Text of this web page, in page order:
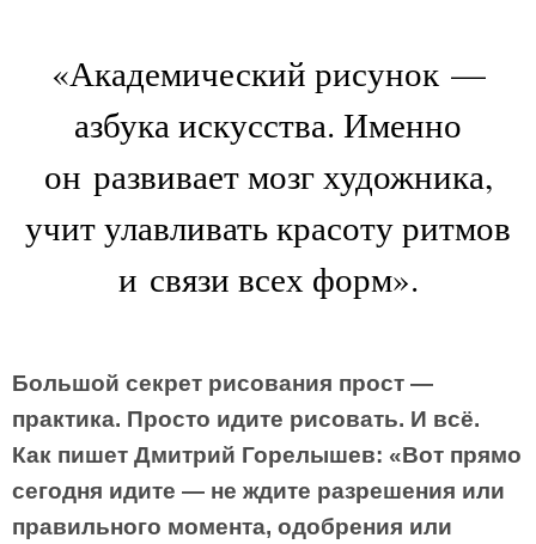
«Академический рисунок —
азбука искусства. Именно
он развивает мозг художника,
учит улавливать красоту ритмов
и связи всех форм».
Большой секрет рисования прост —
практика. Просто идите рисовать. И всё.
Как пишет Дмитрий Горелышев: «Вот прямо
сегодня идите — не ждите разрешения или
правильного момента, одобрения или